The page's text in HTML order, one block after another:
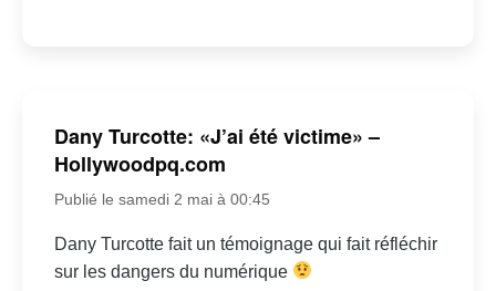
Dany Turcotte: «J’ai été victime» –
Hollywoodpq.com
Publié le samedi 2 mai à 00:45
Dany Turcotte fait un témoignage qui fait réfléchir
sur les dangers du numérique